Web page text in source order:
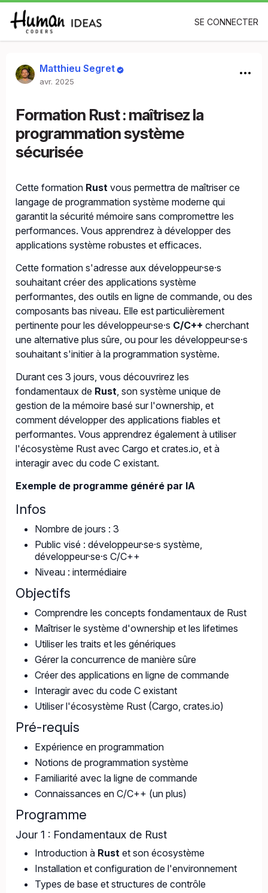
SE CONNECTER
Matthieu Segret
avr. 2025
Formation Rust : maîtrisez la
programmation système
sécurisée
Cette formation Rust vous permettra de maîtriser ce
langage de programmation système moderne qui
garantit la sécurité mémoire sans compromettre les
performances. Vous apprendrez à développer des
applications système robustes et efficaces.
Cette formation s'adresse aux développeur·se·s
souhaitant créer des applications système
performantes, des outils en ligne de commande, ou des
composants bas niveau. Elle est particulièrement
pertinente pour les développeur·se·s C/C++ cherchant
une alternative plus sûre, ou pour les développeur·se·s
souhaitant s'initier à la programmation système.
Durant ces 3 jours, vous découvrirez les
fondamentaux de Rust, son système unique de
gestion de la mémoire basé sur l'ownership, et
comment développer des applications fiables et
performantes. Vous apprendrez également à utiliser
l'écosystème Rust avec Cargo et crates.io, et à
interagir avec du code C existant.
Exemple de programme généré par IA
Infos
Nombre de jours : 3
Public visé : développeur·se·s système,
développeur·se·s C/C++
Niveau : intermédiaire
Objectifs
Comprendre les concepts fondamentaux de Rust
Maîtriser le système d'ownership et les lifetimes
Utiliser les traits et les génériques
Gérer la concurrence de manière sûre
Créer des applications en ligne de commande
Interagir avec du code C existant
Utiliser l'écosystème Rust (Cargo, crates.io)
Pré-requis
Expérience en programmation
Notions de programmation système
Familiarité avec la ligne de commande
Connaissances en C/C++ (un plus)
Programme
Jour 1 : Fondamentaux de Rust
Introduction à Rust et son écosystème
Installation et configuration de l'environnement
Types de base et structures de contrôle